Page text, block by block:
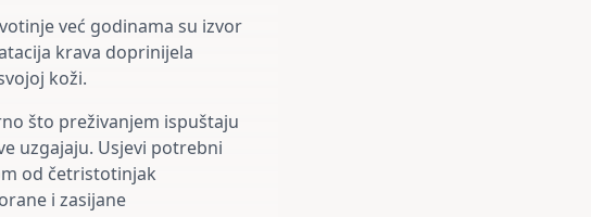
već godinama su izvor
krava doprinijela
koži.
što preživanjem ispuštaju
uzgajaju. Usjevi potrebni
od četristotinjak
i zasijane